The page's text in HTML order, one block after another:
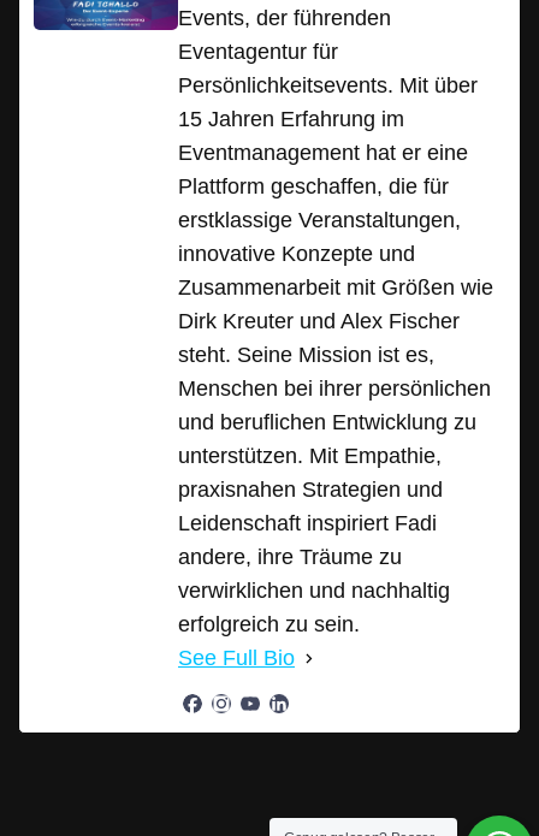
Events, der führenden
Eventagentur für
Persönlichkeitsevents. Mit über
15 Jahren Erfahrung im
Eventmanagement hat er eine
Plattform geschaffen, die für
erstklassige Veranstaltungen,
innovative Konzepte und
Zusammenarbeit mit Größen wie
Dirk Kreuter und Alex Fischer
steht. Seine Mission ist es,
Menschen bei ihrer persönlichen
und beruflichen Entwicklung zu
unterstützen. Mit Empathie,
praxisnahen Strategien und
Leidenschaft inspiriert Fadi
andere, ihre Träume zu
verwirklichen und nachhaltig
erfolgreich zu sein.
See Full Bio